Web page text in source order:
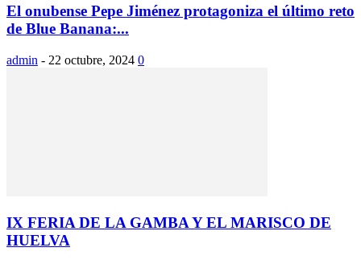
El onubense Pepe Jiménez protagoniza el último reto
de Blue Banana:...
admin - 22 octubre, 2024 0
IX FERIA DE LA GAMBA Y EL MARISCO DE
HUELVA